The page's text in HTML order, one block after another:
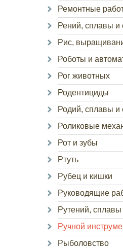
Ремонтные
Рений, сплавы и
Рис,
Роботы и
Рог животных
Родентициды
Родий, сплавы и
Роликовые
Рот и зубы
Ртуть
Рубец и кишки
Руководящие
Рутений,
Ручной
Рыболовство